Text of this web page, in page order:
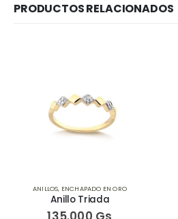
PRODUCTOS RELACIONADOS
ANILLOS, ENCHAPADO EN ORO
Anillo Triada